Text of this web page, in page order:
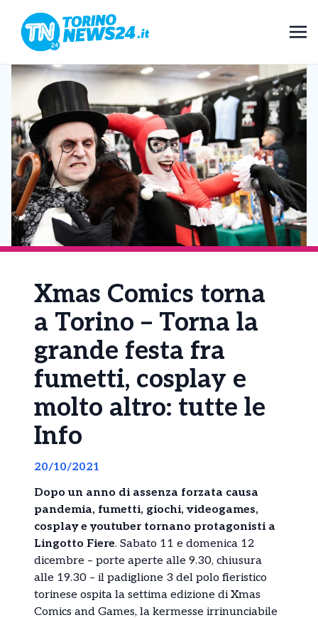
Xmas Comics torna
a Torino – Torna la
grande festa fra
fumetti, cosplay e
molto altro: tutte le
Info
20/10/2021
Dopo un anno di assenza forzata causa
pandemia, fumetti, giochi, videogames,
cosplay e youtuber tornano protagonisti a
Lingotto Fiere. Sabato 11 e domenica 12
dicembre – porte aperte alle 9.30, chiusura
alle 19.30 – il padiglione 3 del polo fieristico
torinese ospita la settima edizione di Xmas
Comics and Games, la kermesse irrinunciabile